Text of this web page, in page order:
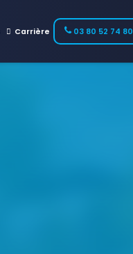
Carrière 03 80 52 74 80